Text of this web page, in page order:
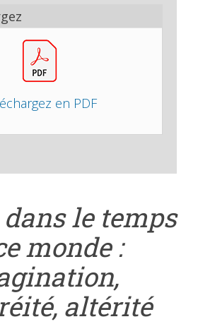
en PDF
dans le temps
monde :
altérité